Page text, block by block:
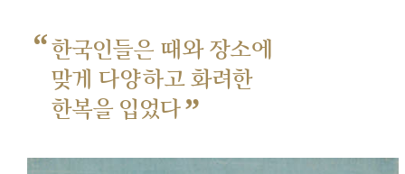
“한국인들은 때와 장소에
맞게 다양하고 화려한
한복을 입었다”